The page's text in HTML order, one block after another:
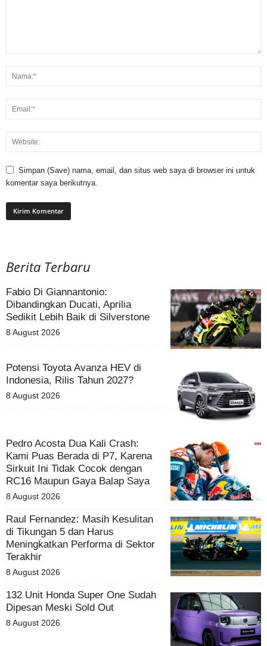
Simpan (Save) nama, email, dan situs web saya di browser ini untuk
komentar saya berikutnya.
Berita Terbaru
Fabio Di Giannantonio:
Dibandingkan Ducati, Aprilia
Sedikit Lebih Baik di Silverstone
8 August 2026
Potensi Toyota Avanza HEV di
Indonesia, Rilis Tahun 2027?
8 August 2026
Pedro Acosta Dua Kali Crash:
Kami Puas Berada di P7, Karena
Sirkuit Ini Tidak Cocok dengan
RC16 Maupun Gaya Balap Saya
8 August 2026
Raul Fernandez: Masih Kesulitan
di Tikungan 5 dan Harus
Meningkatkan Performa di Sektor
Terakhir
8 August 2026
132 Unit Honda Super One Sudah
Dipesan Meski Sold Out
8 August 2026